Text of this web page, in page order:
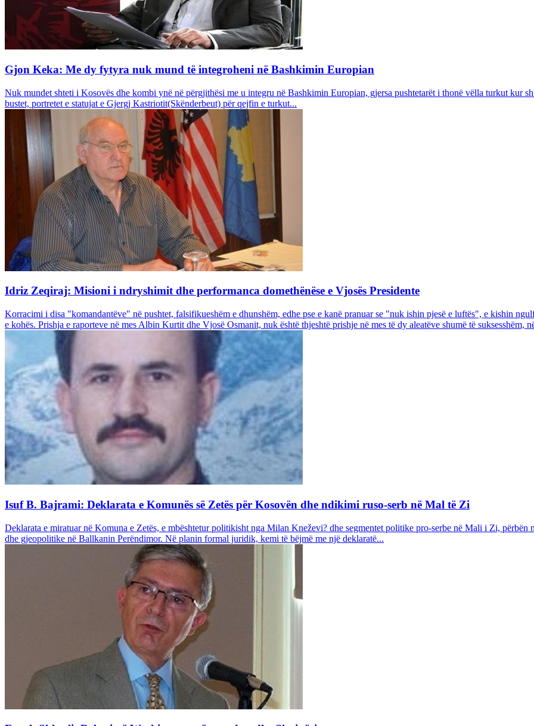
Gjon Keka: Me dy fytyra nuk mund të integroheni në Bashkimin Europian
Nuk mundet shteti i Kosovës dhe kombi ynë në përgjithësi me u integru në Bashkimin Europian, gjersa pushtetarët i thonë vëlla turkut kur
bustet, portretet e statujat e Gjergj Kastriotit(Skënderbeut) për qejfin e turkut...
Idriz Zeqiraj: Misioni i ndryshimit dhe performanca domethënëse e Vjosës Presidente
Korracimi i disa "komandantëve" në pushtet, falsifikueshëm e dhunshëm, edhe pse e kanë pranuar se "nuk ishin pjesë e luftës", e kishin
e kohës. Prishja e raporteve në mes Albin Kurtit dhe Vjosë Osmanit, nuk është thjeshtë prishje në mes të dy aleatëve shumë të suksesshëm,
Isuf B. Bajrami: Deklarata e Komunës së Zetës për Kosovën dhe ndikimi ruso-serb në Mal të Zi
Deklarata e miratuar në Komuna e Zetës, e mbështetur politikisht nga Milan Kneževi? dhe segmentet politike pro-serbe në Mali i Zi, përbën
dhe gjeopolitike në Ballkanin Perëndimor. Në planin formal juridik, kemi të bëjmë me një deklaratë...